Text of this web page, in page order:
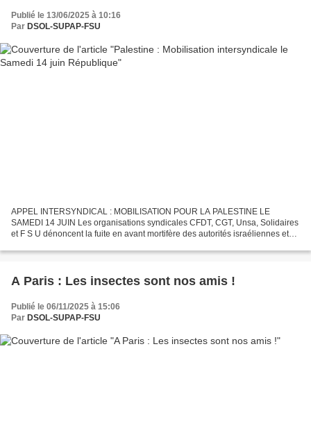
Publié le 13/06/2025 à 10:16
Par DSOL-SUPAP-FSU
APPEL INTERSYNDICAL : MOBILISATION POUR LA PALESTINE LE
SAMEDI 14 JUIN Les organisations syndicales CFDT, CGT, Unsa, Solidaires
et F S U dénoncent la fuite en avant mortifère des autorités israéliennes et
A Paris : Les insectes sont nos amis !
Publié le 06/11/2025 à 15:06
Par DSOL-SUPAP-FSU